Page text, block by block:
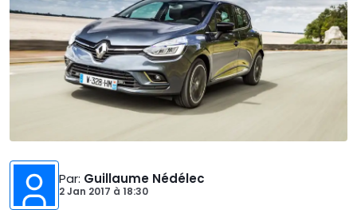
Par: Guillaume Nédélec
2 Jan 2017 à 18:30